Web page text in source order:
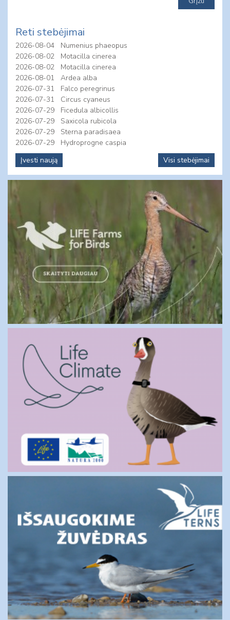
Reti stebėjimai
2026-08-04
Numenius phaeopus
2026-08-02
Motacilla cinerea
2026-08-02
Motacilla cinerea
2026-08-01
Ardea alba
2026-07-31
Falco peregrinus
2026-07-31
Circus cyaneus
2026-07-29
Ficedula albicollis
2026-07-29
Saxicola rubicola
2026-07-29
Sterna paradisaea
2026-07-29
Hydroprogne caspia
Įvesti naują
Visi stebėjimai